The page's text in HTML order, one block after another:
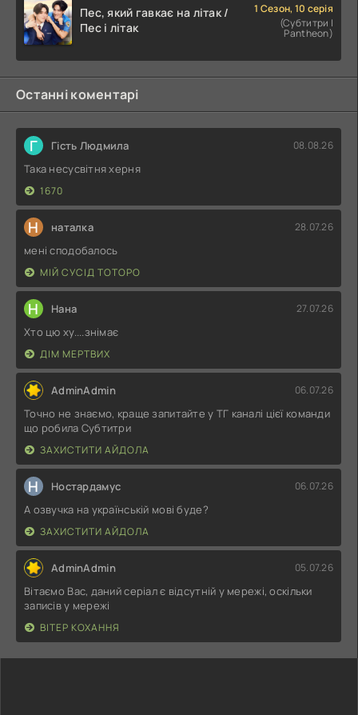
Пес, який гавкає на літак /
Пес і літак
1 Сезон, 10 серія
(Субтитри |
Pantheon)
Останні коментарі
Г Гість Людмила 08.08.26
Така несусвітня херня
1670
Н наталка 28.07.26
мені сподобалось
МІЙ СУСІД ТОТОРО
Н Нана 27.07.26
Хто цю ху....знімає
ДІМ МЕРТВИХ
AdminAdmin 06.07.26
Точно не знаємо, краще запитайте у ТГ каналі цієї команди
що робила Субтитри
ЗАХИСТИТИ АЙДОЛА
Н Ностардамус 06.07.26
А озвучка на українській мові буде?
ЗАХИСТИТИ АЙДОЛА
AdminAdmin 05.07.26
Вітаємо Вас, даний серіал є відсутній у мережі, оскільки
записів у мережі
ВІТЕР КОХАННЯ